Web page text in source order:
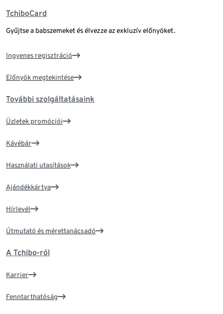
TchiboCard
Gyűjtse a babszemeket és élvezze az exkluzív előnyöket.
Ingyenes regisztráció
Előnyök megtekintése
További szolgáltatásaink
Üzletek promóciói
Kávébár
Használati utasítások
Ajándékkártya
Hírlevél
Útmutató és mérettanácsadó
A Tchibo-ról
Karrier
Fenntarthatóság